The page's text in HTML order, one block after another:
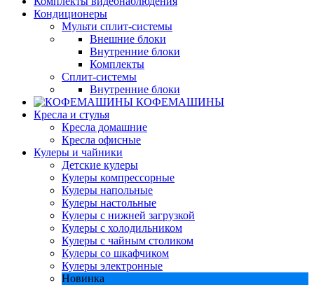
Кондиционеры
Мульти сплит-системы
Внешние блоки
Внутренние блоки
Комплекты
Сплит-системы
Внутренние блоки
КОФЕМАШИНЫ
Кресла и стулья
Кресла домашние
Кресла офисные
Кулеры и чайники
Детские кулеры
Кулеры компрессорные
Кулеры напольные
Кулеры настольные
Кулеры с нижней загрузкой
Кулеры с холодильником
Кулеры с чайным столиком
Кулеры со шкафчиком
Кулеры электронные
Новинка